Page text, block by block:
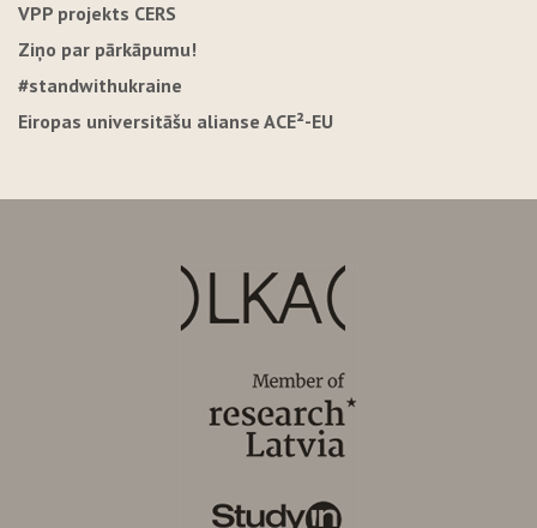
VPP projekts CERS
Ziņo par pārkāpumu!
#standwithukraine
Eiropas universitāšu alianse ACE²-EU